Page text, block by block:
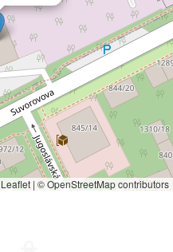
Leaflet | ©OpenStreetMapcontributors